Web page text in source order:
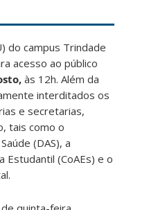
do campus Trindade
acesso ao público
às 12h. Além da
interditados os
e secretarias,
tais como o
(DAS), a
Estudantil (CoAEs) e o